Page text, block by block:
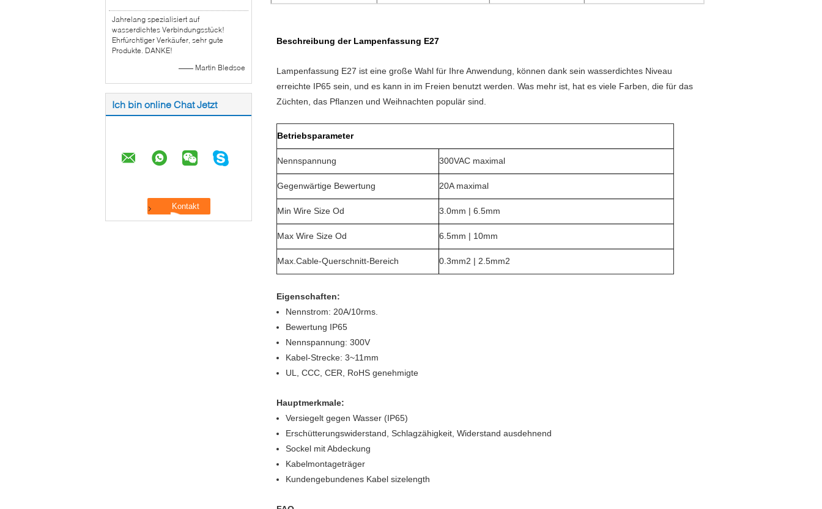
Jahrelang spezialisiert auf
wasserdichtes Verbindungsstück!
Ehrfürchtiger Verkäufer, sehr gute
Produkte. DANKE!
—— Martin Bledsoe
Ich bin online Chat Jetzt
Beschreibung der Lampenfassung E27
Lampenfassung E27 ist eine große Wahl für Ihre Anwendung, können dank sein wasserdichtes Niveau
erreichte IP65 sein, und es kann in im Freien benutzt werden. Was mehr ist, hat es viele Farben, die für das
Züchten, das Pflanzen und Weihnachten populär sind.
Betriebsparameter
Nennspannung 300VAC maximal
Gegenwärtige Bewertung 20A maximal
Min Wire Size Od 3.0mm | 6.5mm
Max Wire Size Od 6.5mm | 10mm
Max.Cable-Querschnitt-Bereich 0.3mm2 | 2.5mm2
Eigenschaften:
Nennstrom: 20A/10rms.
Bewertung IP65
Nennspannung: 300V
Kabel-Strecke: 3~11mm
UL, CCC, CER, RoHS genehmigte
Hauptmerkmale:
Versiegelt gegen Wasser (IP65)
Erschütterungswiderstand, Schlagzähigkeit, Widerstand ausdehnend
Sockel mit Abdeckung
Kabelmontageträger
Kundengebundenes Kabel sizelength